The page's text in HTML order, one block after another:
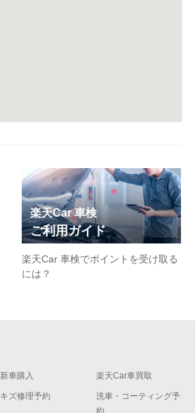
楽天Car 車検
ご利用ガイド
楽天Car 車検でポイントを受け取る
には？
新車購入 楽天Car車買取
キズ修理予約
洗車・コーティング予
約